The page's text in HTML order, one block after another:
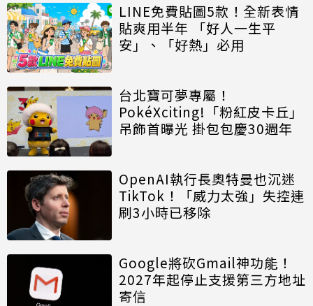
LINE免費貼圖5款！全新表情
貼爽用半年 「好人一生平
安」、「好熱」必用
台北寶可夢專屬！
PokéXciting!「粉紅皮卡丘」
吊飾首曝光 掛包包慶30週年
OpenAI執行長奧特曼也沉迷
TikTok！「威力太強」失控連
刷3小時已移除
Google將砍Gmail神功能！
2027年起停止支援第三方地址
寄信